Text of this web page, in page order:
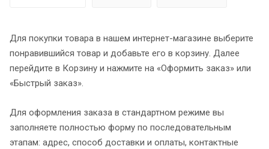
Для покупки товара в нашем интернет-магазине выберите
понравившийся товар и добавьте его в корзину. Далее
перейдите в Корзину и нажмите на «Оформить заказ» или
«Быстрый заказ».
Для оформления заказа в стандартном режиме вы
заполняете полностью форму по последовательным
этапам: адрес, способ доставки и оплаты, контактные